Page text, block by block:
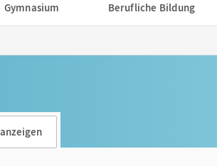
Gymnasium Berufliche Bildung